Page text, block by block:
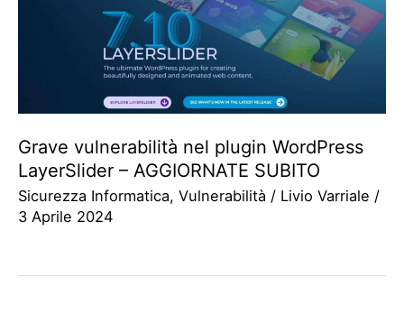
Grave vulnerabilità nel plugin WordPress
LayerSlider – AGGIORNATE SUBITO
Sicurezza Informatica, Vulnerabilità / Livio Varriale /
3 Aprile 2024